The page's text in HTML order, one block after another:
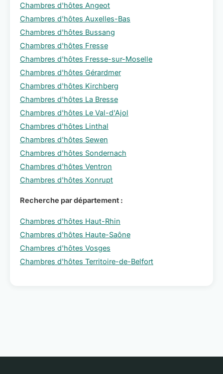
Chambres d'hôtes Angeot
Chambres d'hôtes Auxelles-Bas
Chambres d'hôtes Bussang
Chambres d'hôtes Fresse
Chambres d'hôtes Fresse-sur-Moselle
Chambres d'hôtes Gérardmer
Chambres d'hôtes Kirchberg
Chambres d'hôtes La Bresse
Chambres d'hôtes Le Val-d'Ajol
Chambres d'hôtes Linthal
Chambres d'hôtes Sewen
Chambres d'hôtes Sondernach
Chambres d'hôtes Ventron
Chambres d'hôtes Xonrupt
Recherche par département :
Chambres d'hôtes Haut-Rhin
Chambres d'hôtes Haute-Saône
Chambres d'hôtes Vosges
Chambres d'hôtes Territoire-de-Belfort